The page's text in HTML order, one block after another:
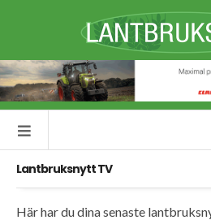
Lantbruksnytt TV
Här har du dina senaste